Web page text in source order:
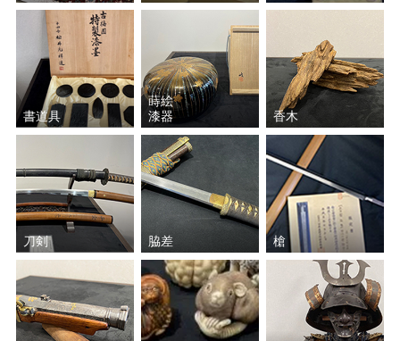
書道具
蒔絵
漆器
香木
刀剣 脇差 槍